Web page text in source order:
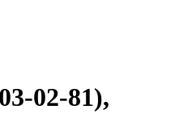
02-81),